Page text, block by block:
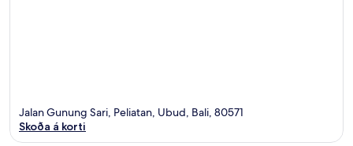
Jalan Gunung Sari, Peliatan, Ubud, Bali, 80571
Skoða á korti